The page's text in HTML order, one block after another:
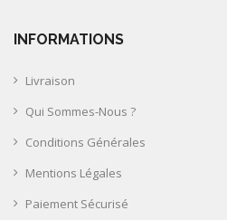
INFORMATIONS
Livraison
Qui Sommes-Nous ?
Conditions Générales
Mentions Légales
Paiement Sécurisé